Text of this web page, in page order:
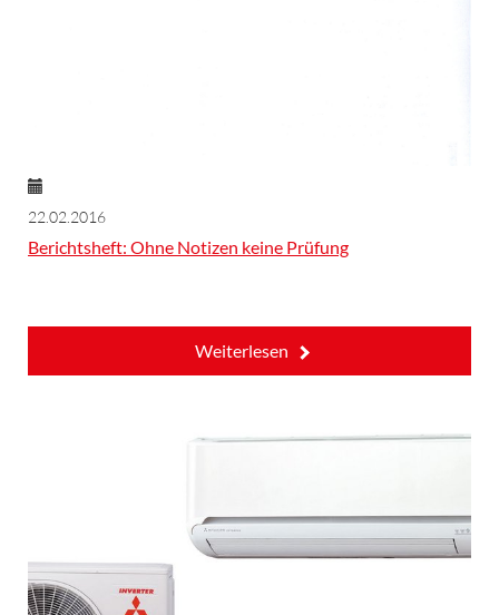
22.02.2016
Berichtsheft: Ohne Notizen keine Prüfung
Weiterlesen